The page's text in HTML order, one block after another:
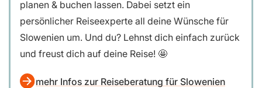
planen & buchen lassen. Dabei setzt ein
persönlicher Reiseexperte all deine Wünsche für
Slowenien um. Und du? Lehnst dich einfach zurück
und freust dich auf deine Reise! 🤩
mehr Infos zur Reiseberatung für Slowenien